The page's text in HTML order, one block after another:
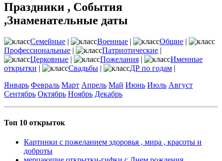
Праздники , События
,Знаменательные даты
Семейные | Военные | Общие |
Профессиональные | Патриотические |
Церковные | Пожелания |
Именные
открытки | Свадьбы | ДР по годам |
Январь Февраль Март Апрель Май Июнь Июль Август
Сентябрь Октябрь Ноябрь Декабрь
Топ 10 открыток
Картинки с пожеланием здоровья , мира , красоты и
доброты